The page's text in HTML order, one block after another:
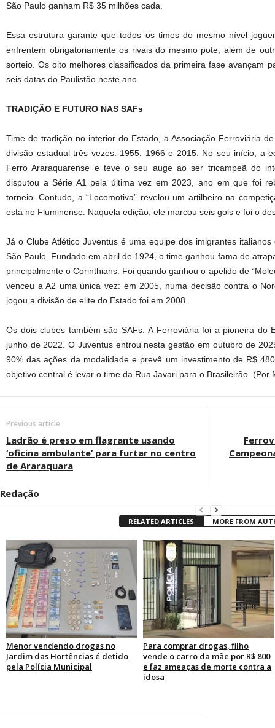
São Paulo ganham R$ 35 milhões cada.
Essa estrutura garante que todos os times do mesmo nível
enfrentem obrigatoriamente os rivais do mesmo pote, além de
sorteio. Os oito melhores classificados da primeira fase avançam
seis datas do Paulistão neste ano.
TRADIÇÃO E FUTURO NAS SAFs
Time de tradição no interior do Estado, a Associação Ferroviária
divisão estadual três vezes: 1955, 1966 e 2015. No seu início, a
Ferro Araraquarense e teve o seu auge ao ser tricampeã do
disputou a Série A1 pela última vez em 2023, ano em que foi
torneio. Contudo, a “Locomotiva” revelou um artilheiro na
está no Fluminense. Naquela edição, ele marcou seis gols e foi o
Já o Clube Atlético Juventus é uma equipe dos imigrantes
São Paulo. Fundado em abril de 1924, o time ganhou fama de
principalmente o Corinthians. Foi quando ganhou o apelido de
venceu a A2 uma única vez: em 2005, numa decisão contra o
jogou a divisão de elite do Estado foi em 2008.
Os dois clubes também são SAFs. A Ferroviária foi a pioneira do
junho de 2022. O Juventus entrou nesta gestão em outubro de
90% das ações da modalidade e prevê um investimento de R$
objetivo central é levar o time da Rua Javari para o Brasileirão. (Por
Previous article
Ladrão é preso em flagrante usando
‘oficina ambulante’ para furtar no centro
de Araraquara
Redação
RELATED ARTICLES MORE FROM
Menor vendendo drogas no
Jardim das Hortências é detido
pela Polícia Municipal
Para comprar drogas, filho
vende o carro da mãe por R$ 800
e faz ameaças de morte contra a
idosa